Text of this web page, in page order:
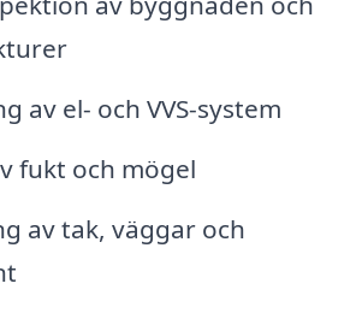
av el- och VVS-system
fukt och mögel
av tak, väggar och